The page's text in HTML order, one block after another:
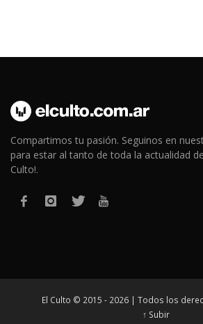
Compartimos tu pasión. Seguinos en
para estar al tanto de toda la actualidad
Culto!.
El Culto © 2015 - 2026 | Todos los
↑ Subir